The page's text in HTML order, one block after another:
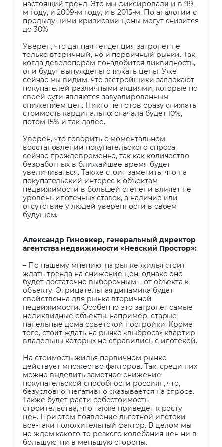
настоящий тренд. Это мы фиксировали и в 99-
м году, и 2009-м году, и в 2015-м. По аналогии с
предыдущими кризисами цены могут снизится
до 30%
Уверен, что данная тенденция затронет не
только вторичный, но и первичный рынки. Так,
когда девелоперам понадобится ликвидность,
они будут вынуждены снижать цены. Уже
сейчас мы видим, что застройщики завлекают
покупателей различными акциями, которые по
своей сути являются завуалированным
снижением цен. Никто не готов сразу снижать
стоимость кардинально: сначала будет 10%,
потом 15% и так далее.
Уверен, что говорить о моментальном
восстановлении покупательского спроса
сейчас преждевременно, так как количество
безработных в ближайшее время будет
увеличиваться. Также стоит заметить, что на
покупательский интерес к объектам
недвижимости в большей степени влияет не
уровень ипотечных ставок, а наличие или
отсутствие у людей уверенности в своем
будущем.
Александр Гиновкер, генеральный директор
агентства недвижимости «Невский Простор»:
– По нашему мнению, на рынке жилья стоит
ждать тренда на снижение цен, однако оно
будет достаточно выборочным – от объекта к
объекту. Отрицательная динамика будет
свойственна для рынка вторичной
недвижимости. Особенно это затронет самые
неликвидные объекты, например, старые
панельные дома советской постройки. Кроме
того, стоит ждать на рынке «выброса» квартир
владельцы которых не справились с ипотекой.
На стоимость жилья первичном рынке
действует множество факторов. Так, среди них
можно выделить заметное снижение
покупательской способности россиян, что,
безусловно, негативно сказывается на спросе.
Также будет расти себестоимость
строительства, что также приведет к росту
цен. При этом появление льготной ипотеки
все-таки положительный фактор. В целом мы
не ждем какого-то резкого колебания цен ни в
большую, ни в меньшую стороны.